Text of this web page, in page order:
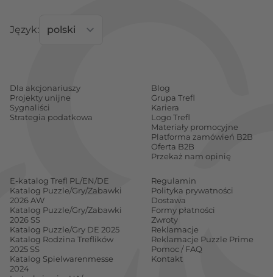
Język:
Dla akcjonariuszy
Projekty unijne
Sygnaliści
Strategia podatkowa
Blog
Grupa Trefl
Kariera
Logo Trefl
Materiały promocyjne
Platforma zamówień B2B
Oferta B2B
Przekaż nam opinię
E-katalog Trefl PL/EN/DE
Katalog Puzzle/Gry/Zabawki
2026 AW
Katalog Puzzle/Gry/Zabawki
2026 SS
Katalog Puzzle/Gry DE 2025
Katalog Rodzina Treflików
2025 SS
Katalog Spielwarenmesse
2024
Regulamin
Polityka prywatności
Dostawa
Formy płatności
Zwroty
Reklamacje
Reklamacje Puzzle Prime
Pomoc / FAQ
Kontakt